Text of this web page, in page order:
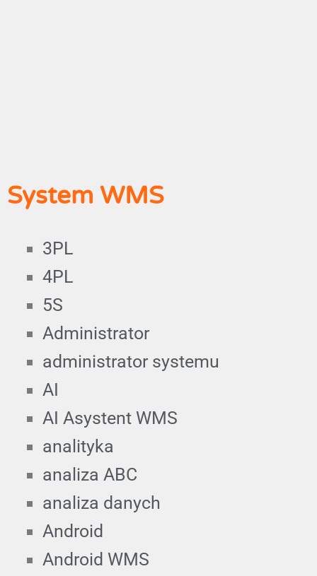
System WMS
3PL
4PL
5S
Administrator
administrator systemu
AI
AI Asystent WMS
analityka
analiza ABC
analiza danych
Android
Android WMS